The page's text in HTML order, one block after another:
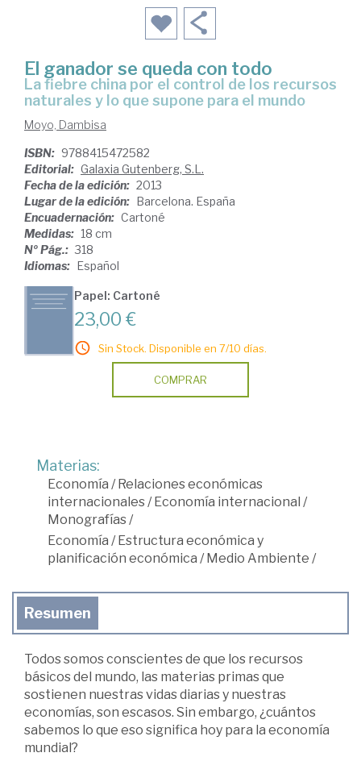
El ganador se queda con todo
la fiebre china por el control de los recursos
naturales y lo que supone para el mundo
Moyo, Dambisa
ISBN: 9788415472582
Editorial: Galaxia Gutenberg, S.L.
Fecha de la edición: 2013
Lugar de la edición: Barcelona. España
Encuadernación: Cartoné
Medidas: 18 cm
Nº Pág.: 318
Idiomas: Español
Papel: Cartoné
23,00 €
Sin Stock. Disponible en 7/10 días.
COMPRAR
Materias:
Economía / Relaciones económicas
internacionales/ Economía internacional /
Monografías/
Economía / Estructura económica y
planificación económica / Medio Ambiente /
Resumen
Todos somos conscientes de que los recursos
básicos del mundo, las materias primas que
sostienen nuestras vidas diarias y nuestras
economías, son escasos. Sin embargo, ¿cuántos
sabemos lo que eso significa hoy para la economía
mundial?